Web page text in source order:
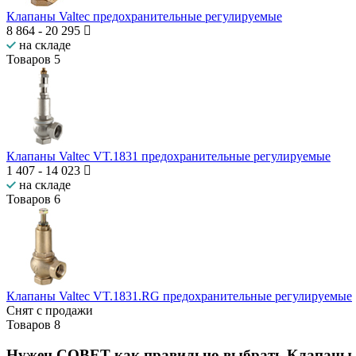
Клапаны Valtec предохранительные регулируемые
8 864 - 20 295
на складе
Товаров 5
Клапаны Valtec VT.1831 предохранительные регулируемые
1 407 - 14 023
на складе
Товаров 6
Клапаны Valtec VT.1831.RG предохранительные регулируемые
Снят с продажи
Товаров 8